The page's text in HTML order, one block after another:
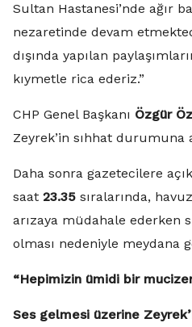
Sultan Hastanesi’nde ağır
nezaretinde devam
dışında yapılan
kıymetle rica ederiz.”
CHP Genel Başkanı Özgür
Zeyrek’in sıhhat durumuna
Daha sonra gazetecilere
saat 23.35 sıralarında,
arızaya müdahale ederken
olması nedeniyle meydana
“Hepimizin ümidi bir
Ses gelmesi üzerine